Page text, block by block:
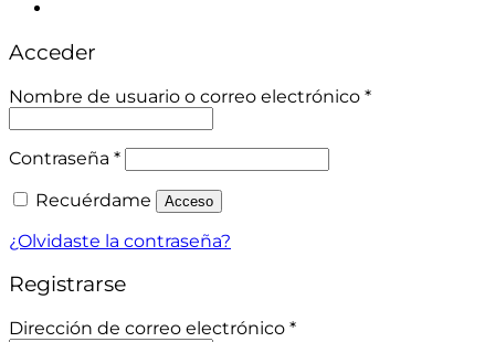
Acceder
Nombre de usuario o correo electrónico *Obligatorio
Contraseña *Obligatorio
Recuérdame Acceso
¿Olvidaste la contraseña?
Registrarse
Dirección de correo electrónico *Obligatorio